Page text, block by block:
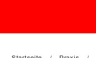
EN